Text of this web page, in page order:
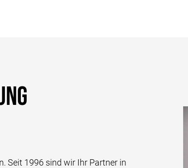
Seit 1996 sind wir Ihr Partner in